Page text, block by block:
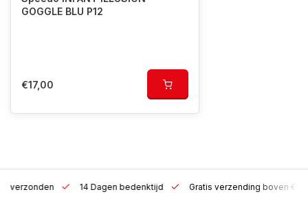
GOGGLE BLU P12
€17,00
h verzonden 14 Dagen bedenktijd Gratis verzending boven